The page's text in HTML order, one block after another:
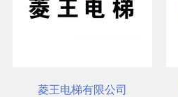
杭州西奥电梯有限公司